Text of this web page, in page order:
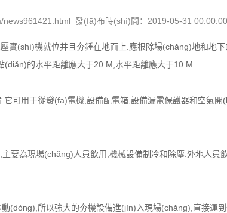
news961421.html 發(fā)布時(shí)間：2019-05-31 00:00:00
(shí)機就位并且夯錘在地面上.應根除場(chǎng)地和地下
的水平距離應大于20 M,水平距離應大于10 M.
可用于從發(fā)電機,設備配電箱,設備漏電保護器和空氣開
為現場(chǎng)人員飲用,機械設備制冷和除塵.外地人員
(dòng),所以強大的夯機設備進(jìn)入現場(chǎng),直接運